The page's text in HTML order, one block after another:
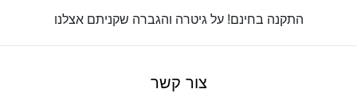
התקנה בחינם! על גיטרה והגברה שקניתם אצלנו
צור קשר